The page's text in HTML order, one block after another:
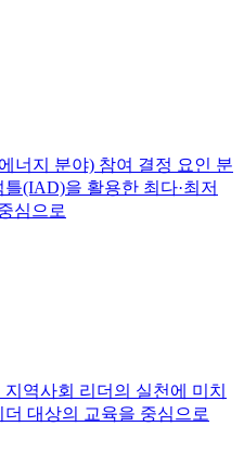
너지 분야) 참여 결정 요인 분
(IAD)을 활용한 최다·최저
심으로
역사회 리더의 실천에 미치
대상의 교육을 중심으로